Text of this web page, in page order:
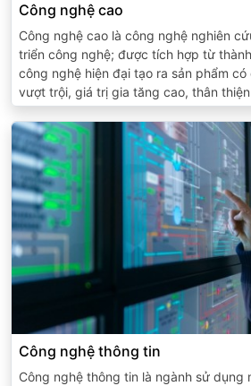
Công nghệ cao
Công nghệ cao là công nghệ nghiên
triển công nghệ; được tích hợp từ
công nghệ hiện đại tạo ra sản phẩm
vượt trội, giá trị gia tăng cao, thân
Công nghệ thông tin
Công nghệ thông tin là ngành sử dụng